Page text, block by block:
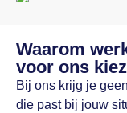
Waarom
voor ons
Bij ons krijg je
die past bij jouw